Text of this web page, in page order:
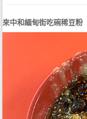
來中和緬甸街吃碗稀豆粉